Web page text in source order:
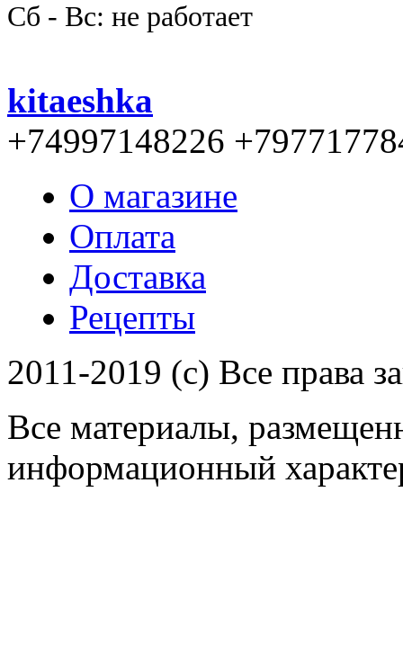
Сб - Вс: не работает
kitaeshka
+74997148226
О магазине
Оплата
Доставка
Рецепты
2011-2019 (c) Все права
Все материалы,
информационный